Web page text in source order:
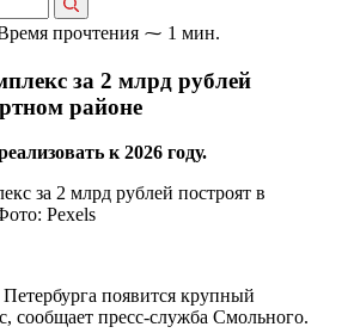
прочтения ⁓ 1 мин.
за 2 млрд рублей
районе
к 2026 году.
появится крупный
сообщает пресс-служба Смольного.